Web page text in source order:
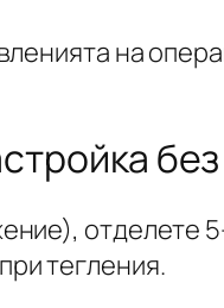
на
отделете
тегления.